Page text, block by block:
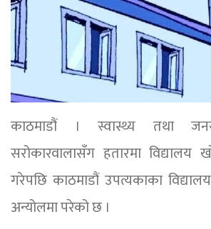
काठमाडौं । स्वास्थ्य तथा
सरोकारवालासँग हतारमा
गरेपछि काठमाडौं उपत्यकाका
अन्योलमा परेको छ ।